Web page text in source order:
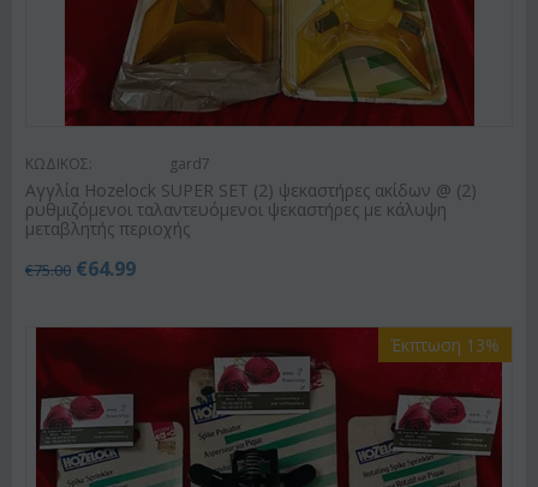
ΚΩΔΙΚΟΣ: gard7
Αγγλία Hozelock SUPER SET (2) ψεκαστήρες ακίδων @ (2)
ρυθμιζόμενοι ταλαντευόμενοι ψεκαστήρες με κάλυψη
μεταβλητής περιοχής
€75.00 €64.99
Έκπτωση 13%